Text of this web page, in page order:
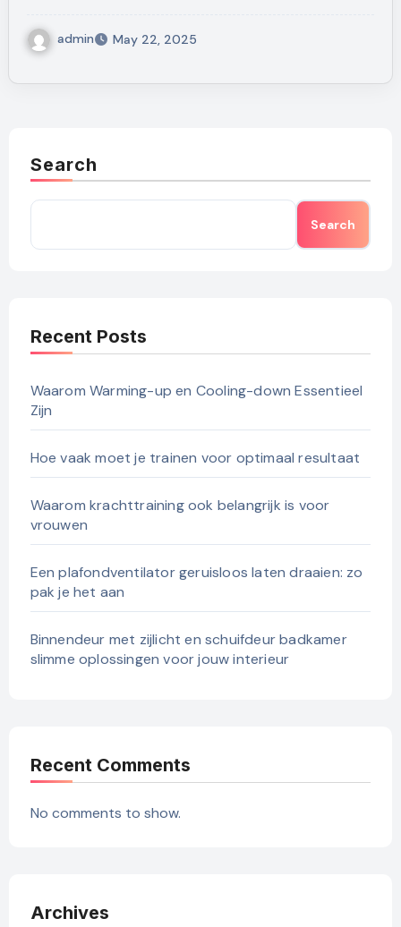
admin May 22, 2025
Search
Search
Recent Posts
Waarom Warming-up en Cooling-down Essentieel
Zijn
Hoe vaak moet je trainen voor optimaal resultaat
Waarom krachttraining ook belangrijk is voor
vrouwen
Een plafondventilator geruisloos laten draaien: zo
pak je het aan
Binnendeur met zijlicht en schuifdeur badkamer
slimme oplossingen voor jouw interieur
Recent Comments
No comments to show.
Archives